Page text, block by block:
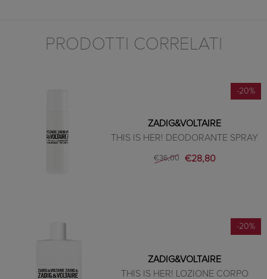
PRODOTTI CORRELATI
-20%
ZADIG&VOLTAIRE
THIS IS HER! DEODORANTE SPRAY
€36,00 €28,80
-20%
ZADIG&VOLTAIRE
THIS IS HER! LOZIONE CORPO